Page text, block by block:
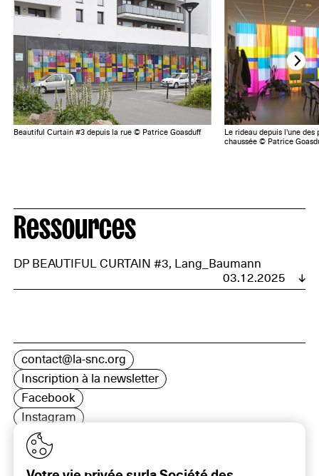
Beautiful Curtain #3 depuis la rue © Patrice Goasduff
Le rideau depuis l'une des
chaussée © Patrice
Ressources
DP BEAUTIFUL CURTAIN #3, Lang_Baumann
03.12.2025
contact@la-snc.org
Inscription à la newsletter
Facebook
Instagram
LinkedIn